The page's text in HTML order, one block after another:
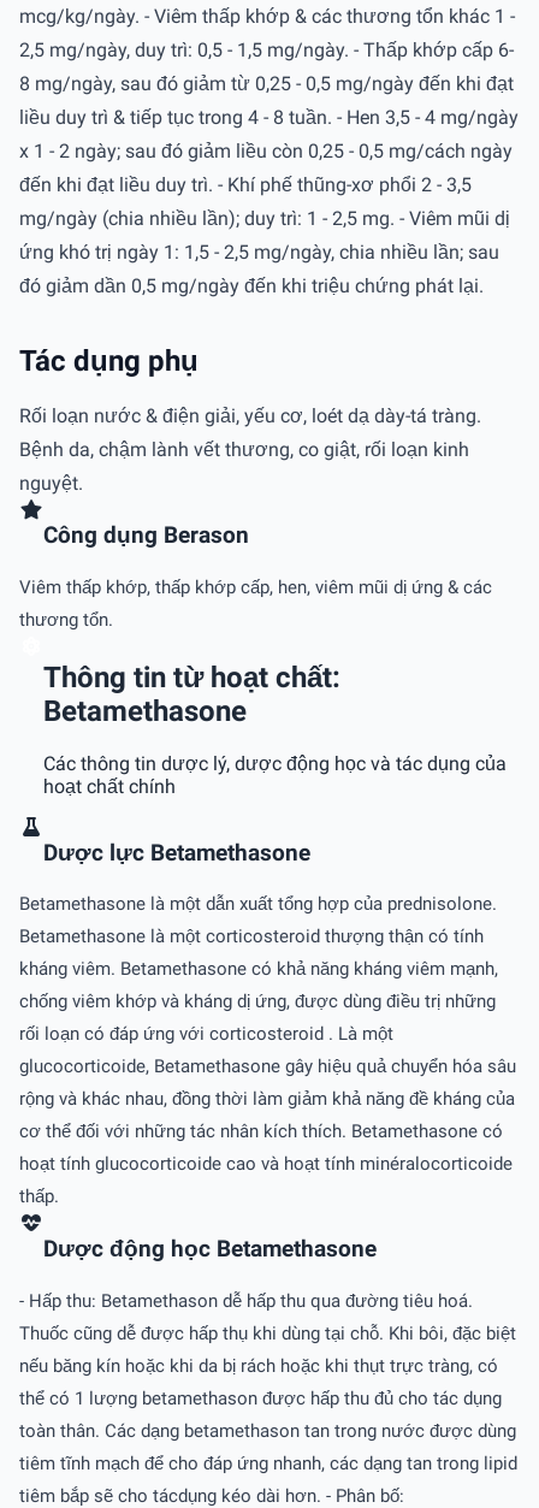
mcg/kg/ngày. - Viêm thấp khớp & các thương tổn khác 1 -
2,5 mg/ngày, duy trì: 0,5 - 1,5 mg/ngày. - Thấp khớp cấp 6-
8 mg/ngày, sau đó giảm từ 0,25 - 0,5 mg/ngày đến khi đạt
liều duy trì & tiếp tục trong 4 - 8 tuần. - Hen 3,5 - 4 mg/ngày
x 1 - 2 ngày; sau đó giảm liều còn 0,25 - 0,5 mg/cách ngày
đến khi đạt liều duy trì. - Khí phế thũng-xơ phổi 2 - 3,5
mg/ngày (chia nhiều lần); duy trì: 1 - 2,5 mg. - Viêm mũi dị
ứng khó trị ngày 1: 1,5 - 2,5 mg/ngày, chia nhiều lần; sau
đó giảm dần 0,5 mg/ngày đến khi triệu chứng phát lại.
Tác dụng phụ
Rối loạn nước & điện giải, yếu cơ, loét dạ dày-tá tràng.
Bệnh da, chậm lành vết thương, co giật, rối loạn kinh
nguyệt.
Công dụng Berason
Viêm thấp khớp, thấp khớp cấp, hen, viêm mũi dị ứng & các
thương tổn.
Thông tin từ hoạt chất:
Betamethasone
Các thông tin dược lý, dược động học và tác dụng của
hoạt chất chính
Dược lực Betamethasone
Betamethasone là một dẫn xuất tổng hợp của prednisolone.
Betamethasone là một corticosteroid thượng thận có tính
kháng viêm. Betamethasone có khả năng kháng viêm mạnh,
chống viêm khớp và kháng dị ứng, được dùng điều trị những
rối loạn có đáp ứng với corticosteroid . Là một
glucocorticoide, Betamethasone gây hiệu quả chuyển hóa sâu
rộng và khác nhau, đồng thời làm giảm khả năng đề kháng của
cơ thể đối với những tác nhân kích thích. Betamethasone có
hoạt tính glucocorticoide cao và hoạt tính minéralocorticoide
thấp.
Dược động học Betamethasone
- Hấp thu: Betamethason dễ hấp thu qua đường tiêu hoá.
Thuốc cũng dễ được hấp thụ khi dùng tại chỗ. Khi bôi, đặc biệt
nếu băng kín hoặc khi da bị rách hoặc khi thụt trực tràng, có
thể có 1 lượng betamethason được hấp thu đủ cho tác dụng
toàn thân. Các dạng betamethason tan trong nước được dùng
tiêm tĩnh mạch để cho đáp ứng nhanh, các dạng tan trong lipid
tiêm bắp sẽ cho tácdụng kéo dài hơn. - Phân bố: